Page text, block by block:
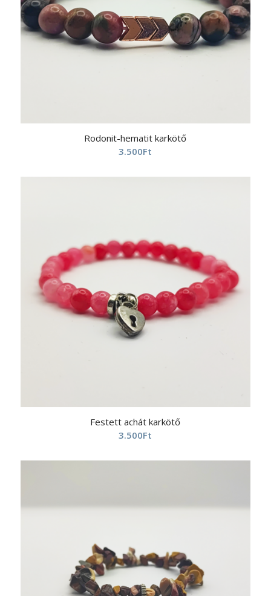
Rodonit-hematit karkötő
3.500Ft
Festett achát karkötő
3.500Ft